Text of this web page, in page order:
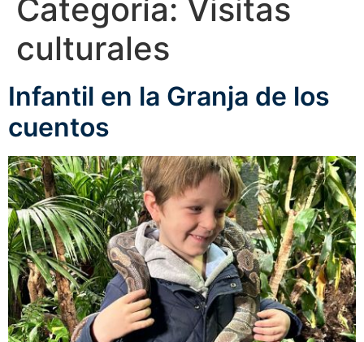
Categoría: Visitas
culturales
Infantil en la Granja de los
cuentos